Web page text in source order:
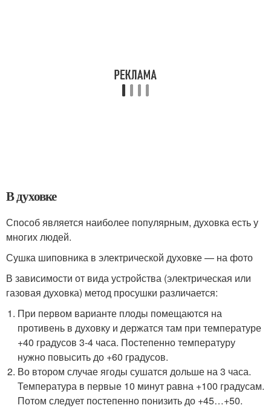
В духовке
Способ является наиболее популярным, духовка есть у
многих людей.
Сушка шиповника в электрической духовке — на фото
В зависимости от вида устройства (электрическая или
газовая духовка) метод просушки различается:
При первом варианте плоды помещаются на
противень в духовку и держатся там при температуре
+40 градусов 3-4 часа. Постепенно температуру
нужно повысить до +60 градусов.
Во втором случае ягоды сушатся дольше на 3 часа.
Температура в первые 10 минут равна +100 градусам.
Потом следует постепенно понизить до +45…+50.